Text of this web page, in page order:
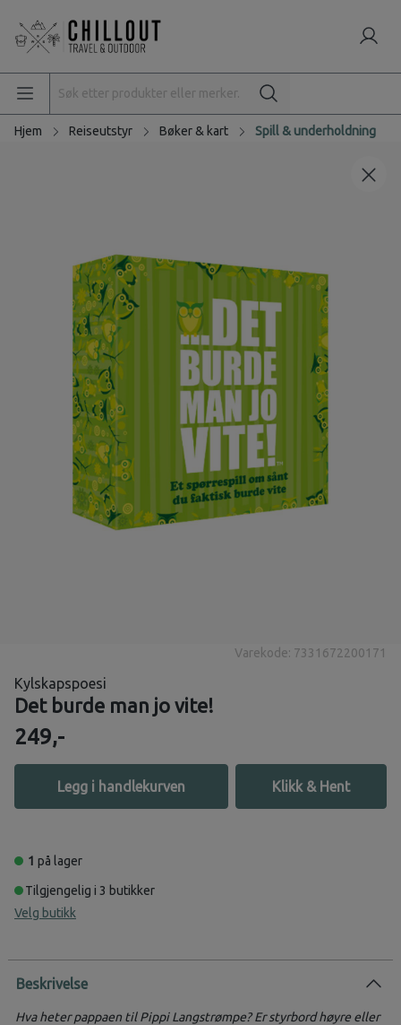
Hjem Reiseutstyr Bøker & kart Spill & underholdning
Varekode: 7331672200171
Kylskapspoesi
Det burde man jo vite!
249,-
Legg i handlekurven Klikk & Hent
1 på lager
Tilgjengelig i 3 butikker
Velg butikk
Beskrivelse
Hva heter pappaen til Pippi Langstrømpe? Er styrbord høyre eller